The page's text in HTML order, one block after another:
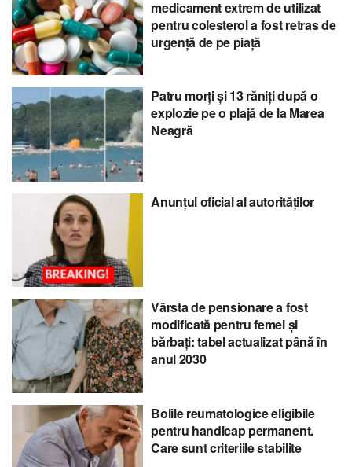
medicament extrem de utilizat
pentru colesterol a fost retras de
urgență de pe piață
Patru morți și 13 răniți după o
explozie pe o plajă de la Marea
Neagră
Anunțul oficial al autorităților
Vârsta de pensionare a fost
modificată pentru femei și
bărbați: tabel actualizat până în
anul 2030
Bolile reumatologice eligibile
pentru handicap permanent.
Care sunt criteriile stabilite